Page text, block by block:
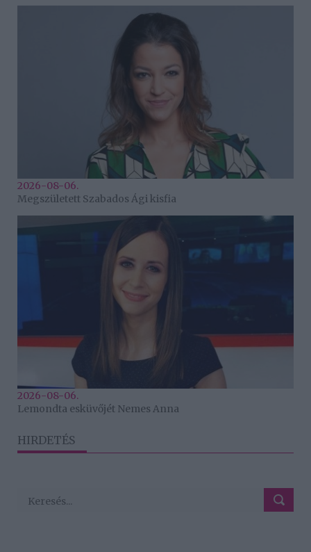
2026-08-06.
Megszületett Szabados Ági kisfia
2026-08-06.
Lemondta esküvőjét Nemes Anna
HIRDETÉS